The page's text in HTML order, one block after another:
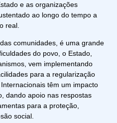
e as organizações
ao longo do tempo a
real.
comunidades, é uma grande
do povo, o Estado,
vem implementando
para a regularização
têm um impacto
dando apoio nas respostas
para a proteção,
social.